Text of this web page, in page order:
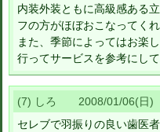
内装外装ともに高級感ある
フの方がほぼおこなってくれ
また、季節によってはお楽
行ってサービスを参考にして
(7) しろ 2008/01/06(日)
セレブで羽振りの良い歯医者